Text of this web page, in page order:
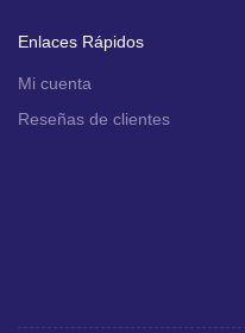
Enlaces Rápidos
Mi cuenta
Reseñas de clientes